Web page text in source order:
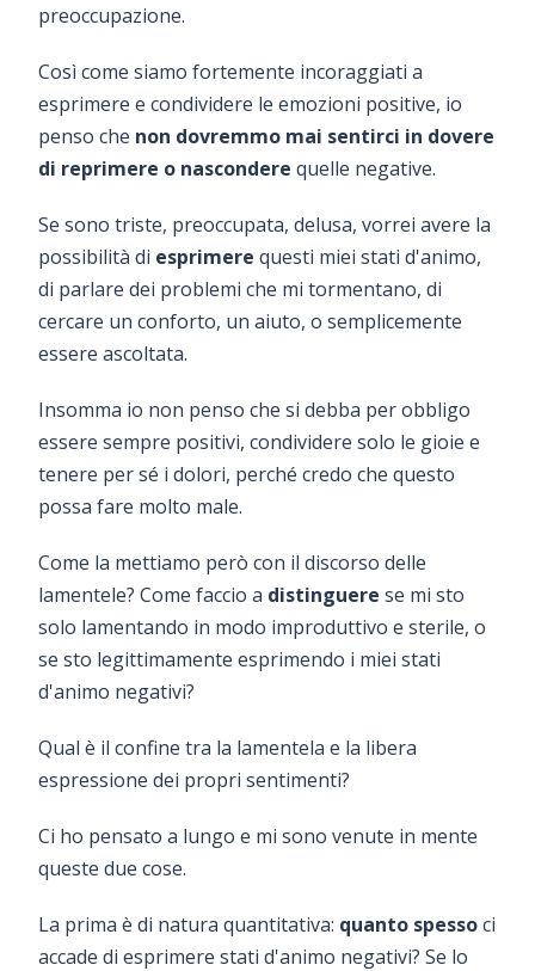
preoccupazione.
Così come siamo fortemente incoraggiati a
esprimere e condividere le emozioni positive, io
penso che non dovremmo mai sentirci in dovere
di reprimere o nascondere quelle negative.
Se sono triste, preoccupata, delusa, vorrei avere la
possibilità di esprimere questi miei stati d'animo,
di parlare dei problemi che mi tormentano, di
cercare un conforto, un aiuto, o semplicemente
essere ascoltata.
Insomma io non penso che si debba per obbligo
essere sempre positivi, condividere solo le gioie e
tenere per sé i dolori, perché credo che questo
possa fare molto male.
Come la mettiamo però con il discorso delle
lamentele? Come faccio a distinguere se mi sto
solo lamentando in modo improduttivo e sterile, o
se sto legittimamente esprimendo i miei stati
d'animo negativi?
Qual è il confine tra la lamentela e la libera
espressione dei propri sentimenti?
Ci ho pensato a lungo e mi sono venute in mente
queste due cose.
La prima è di natura quantitativa: quanto spessoci
accade di esprimere stati d'animo negativi? Se lo